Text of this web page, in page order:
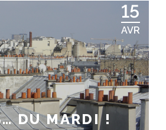
15
AVR
DU MARDI !